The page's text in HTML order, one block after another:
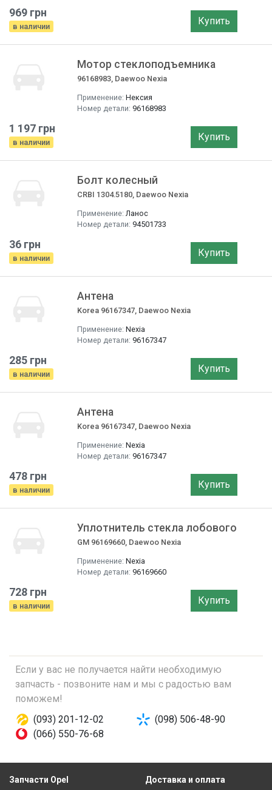
969 грн
в наличии Купить
Мотор стеклоподъемника
96168983, Daewoo Nexia
Применение: Нексия
Номер детали: 96168983
1 197 грн
в наличии Купить
Болт колесный
CRBI 1304.5180, Daewoo Nexia
Применение: Ланос
Номер детали: 94501733
36 грн
в наличии Купить
Антена
Korea 96167347, Daewoo Nexia
Применение: Nexia
Номер детали: 96167347
285 грн
в наличии Купить
Антена
Korea 96167347, Daewoo Nexia
Применение: Nexia
Номер детали: 96167347
478 грн
в наличии Купить
Уплотнитель стекла лобового
GM 96169660, Daewoo Nexia
Применение: Nexia
Номер детали: 96169660
728 грн
в наличии Купить
Если у вас не получается найти необходимую
запчасть - позвоните нам и мы с радостью вам
поможем!
(093) 201-12-02
(098) 506-48-90
(066) 550-76-68
Запчасти Opel Доставка и оплата